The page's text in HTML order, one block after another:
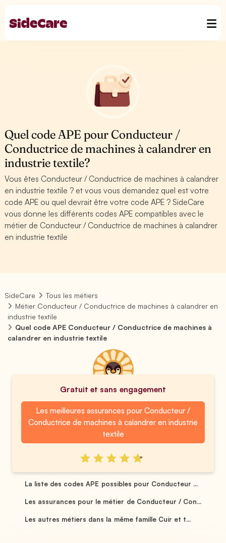
Quel code APE pour Conducteur /
Conductrice de machines à calandrer en
industrie textile?
Vous êtes Conducteur / Conductrice de machines à calandrer
en industrie textile ? et vous vous demandez quel est votre
code APE ou quel devrait être votre code APE ? SideCare
vous donne les différents codes APE compatibles avec le
métier de Conducteur / Conductrice de machines à calandrer
en industrie textile
SideCare
Tous les métiers
Métier Conducteur / Conductrice de machines à calandrer en
industrie textile
Quel code APE Conducteur / Conductrice de machines à
calandrer en industrie textile
Gratuit et sans engagement
Les meilleures assurances pour Conducteur /
Conductrice de machines à calandrer en industrie
textile
La liste des codes APE possibles pour Conducteur ...
Les assurances pour le métier de Conducteur / Con...
Les autres métiers dans la même famille Cuir et t...